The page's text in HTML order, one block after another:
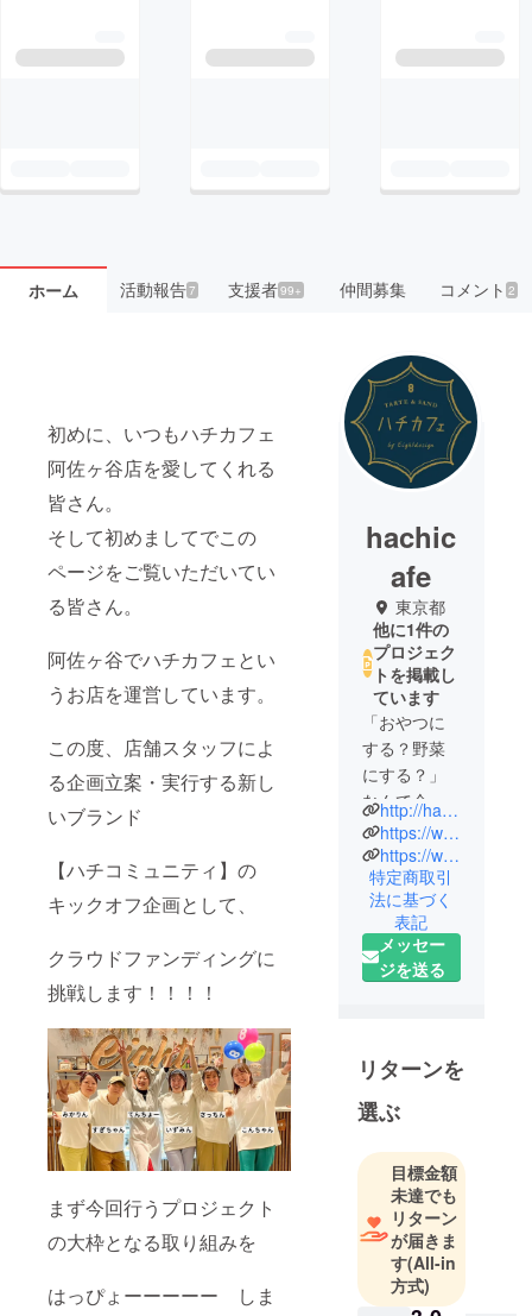
ホーム 活動報告7 支援者99+ 仲間募集 コメント 2
初めに、いつもハチカフェ
阿佐ヶ谷店を愛してくれる
皆さん。
そして初めましてでこの
ページをご覧いただいてい
る皆さん。
阿佐ヶ谷でハチカフェとい
うお店を運営しています。
この度、店舗スタッフによ
る企画立案・実行する新し
いブランド
【ハチコミュニティ】の
キックオフ企画として、
クラウドファンディングに
挑戦します！！！！
まず今回行うプロジェクト
の大枠となる取り組みを
はっぴょーーーーー しま
hachic
afe
東京都
他に1件の
プロジェク
トを掲載し
ています
「おやつに
する？野菜
にする？」
なんて会話
を店頭で交
わしなが
ら、「美味
しいおやつ
は毎日食べ
たいけれ
ど、体を気
い。」そん
な女性の欲
望（!?）を両
タルトとサ
ンドイッチ
のテイクア
ウト専門
店。
http://hachicafe.jp/
https://www.instagram.com/hachicafe8tsurumai/
https://www.instagram.com/hachicafe8asagaya/
特定商取引
法に基づく
表記
メッセー
ジを送る
リターンを
選ぶ
目標金額
未達でも
リターン
が届きま
す(All-in
方式)